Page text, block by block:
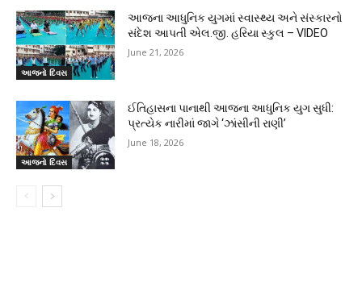
આજનો દિવસ
આજના આધુનિક યુગમાં સ્વાસ્થ્ય અને સંસ્કારનો
સંદેશ આપતી એલ.જી. હરિયા સ્કુલ – VIDEO
June 21, 2026
આજનો દિવસ
ઈતિહાસના પાનાથી આજના આધુનિક યુગ સુધી:
પ્રત્યેક નારીમાં જાગે ‘ઝાંસીની રાણી’
June 18, 2026